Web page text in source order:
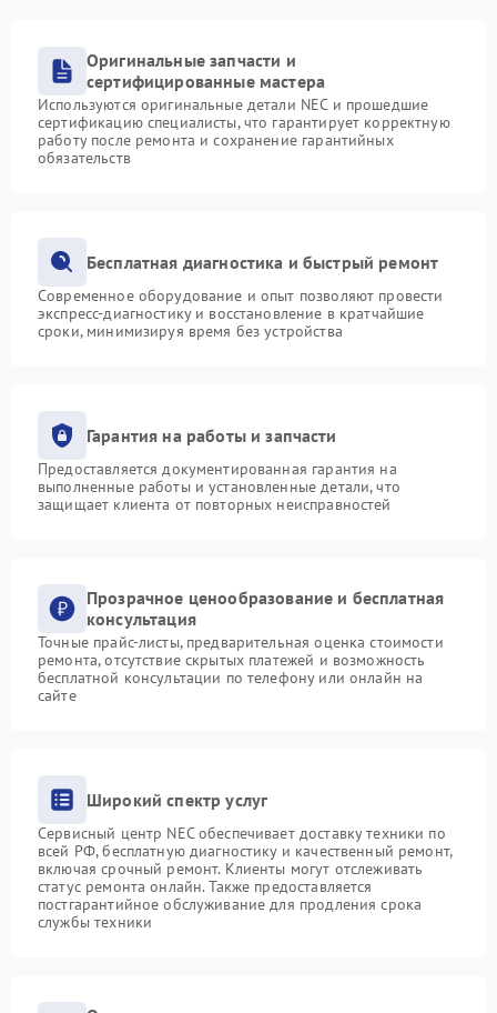
Оригинальные запчасти и
сертифицированные мастера
Используются оригинальные детали NEC и прошедшие
сертификацию специалисты, что гарантирует корректную
работу после ремонта и сохранение гарантийных
обязательств
Бесплатная диагностика и быстрый ремонт
Современное оборудование и опыт позволяют провести
экспресс-диагностику и восстановление в кратчайшие
сроки, минимизируя время без устройства
Гарантия на работы и запчасти
Предоставляется документированная гарантия на
выполненные работы и установленные детали, что
защищает клиента от повторных неисправностей
Прозрачное ценообразование и бесплатная
консультация
Точные прайс-листы, предварительная оценка стоимости
ремонта, отсутствие скрытых платежей и возможность
бесплатной консультации по телефону или онлайн на
сайте
Широкий спектр услуг
Сервисный центр NEC обеспечивает доставку техники по
всей РФ, бесплатную диагностику и качественный ремонт,
включая срочный ремонт. Клиенты могут отслеживать
статус ремонта онлайн. Также предоставляется
постгарантийное обслуживание для продления срока
службы техники